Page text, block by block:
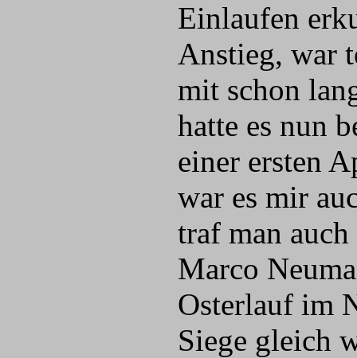
Einlaufen
Anstieg, war
mit schon
hatte es nun
einer ersten
war es mir
traf man
Marco
Osterlauf im
Siege gleich